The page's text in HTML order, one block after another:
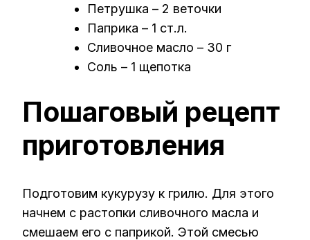
Петрушка – 2 веточки
Паприка – 1 ст.л.
Сливочное масло – 30 г
Соль – 1 щепотка
Пошаговый рецепт
приготовления
Подготовим кукурузу к грилю. Для этого
начнем с растопки сливочного масла и
смешаем его с паприкой. Этой смесью